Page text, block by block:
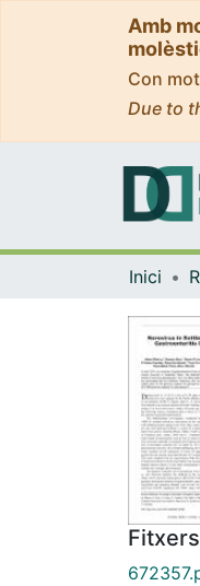
Amb
Con
Due to
Inici
Fitxers